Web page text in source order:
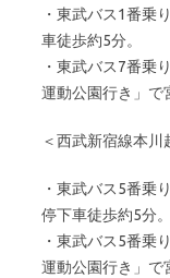
・東武バス1番乗
車徒歩約5分。
・東武バス7番乗
運動公園行き」で
＜西武新宿線本川
・東武バス5番乗
停下車徒歩約5分。
・東武バス5番乗
運動公園行き」で